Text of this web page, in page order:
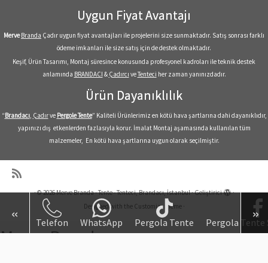
Uygun Fiyat Avantajı
Merve Branda Çadır uygun fiyat avantajları ile projelerini size sunmaktadır. Satış sonrası farklı
ödeme imkanları ile size satış için de destek olmaktadır.
Keşif, Ürün Tasarımı, Montaj süresince konusunda profesyonel kadroları ile teknik destek
anlamında BRANDACI & Çadırcı veTenteci her zaman yanınızdadır.
Ürün Dayanıklılık
“Brandacı, Çadırve PergoleTente” Kaliteli Ürünlerimiz en kötü hava şartlarına dahi dayanıklıdır,
yapınızı dış etkenlerden fazlasıyla korur. İmalat Montaj aşamasında kullanılan tüm
malzemeler, En kötü hava şartlarına uygun olarak seçilmiştir.
·© 2026Merve Branda - Tente - Tenteci, Brandacı, İstanbul·Geliştirici
·
Designed with the Customizr theme·
« Telefon WhatsApp Pergola Tente Pergola »
Merve Branda